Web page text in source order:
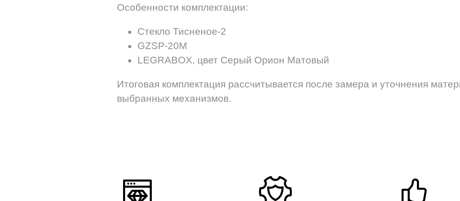
Особенности комплектации:
Стекло Тисненое-2
GZSP-20M
LEGRABOX, цвет Серый Орион Матовый
Итоговая комплектация рассчитывается после замера и уточнения
выбранных механизмов.